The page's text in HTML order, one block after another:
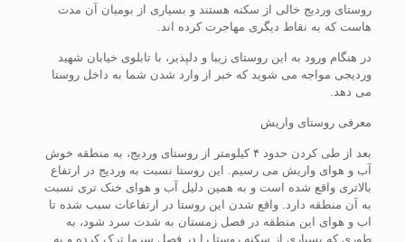
روستای وردیج خالی از سکنه هستند و بسیاری از بومیان آن مدت
هاست که به نقاط دیگری مهاجرت کرده اند.
در هنگام ورود به این روستای زیبا و دلپذیر، با تابلوی خیابان شهید
وردیجی مواجه می شوید که خبر از وارد شدن شما به داخل روستا
می دهد.
معرفی روستای واریش
بعد از طی کردن حدود ۴ کیلومتر از روستای وردیج، به منطقه خوش
آب و هوای واریش می رسیم. این روستا نسبت به وردیج در ارتفاع
بالاتری واقع شده است و به همین دلیل آب و هوای خنک تری نسبت
به آن منطقه دارد. واقع شدن این روستا در ارتفاعات سبب شده تا
اب و هوای این منطقه در فصل زمستان به شدت سرد شود، به
طوری که بسیاری از سکنه روستا را در فصل سرما ترک کرده و به